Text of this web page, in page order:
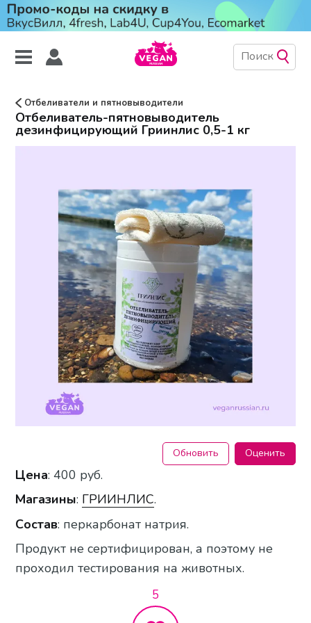
Отбеливатели и пятновыводители
Отбеливатель-пятновыводитель
дезинфицирующий Гриинлис 0,5-1 кг
Обновить Оценить
Цена: 400 руб.
Магазины: ГРИИНЛИС.
Состав: перкарбонат натрия.
Продукт не сертифицирован, а поэтому не
проходил тестирования на животных.
5